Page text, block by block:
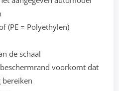
(PE = Polyethylen)
de schaal
voorkomt dat